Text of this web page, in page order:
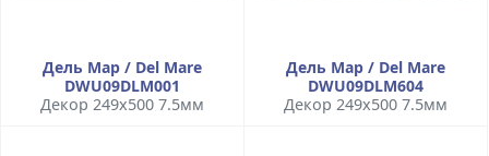
Дель Мар / Del Mare
DWU09DLM001
Декор 249x500 7.5мм
Дель Мар / Del Mare
DWU09DLM604
Декор 249x500 7.5мм